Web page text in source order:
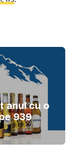
anul cu o
939